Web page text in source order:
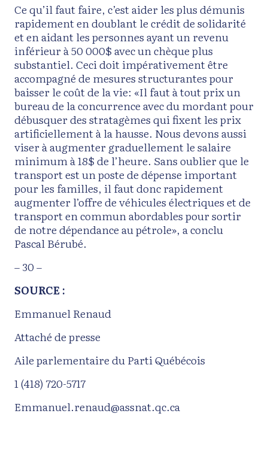
Ce qu’il faut faire, c’est aider les plus démunis
rapidement en doublant le crédit de solidarité
et en aidant les personnes ayant un revenu
inférieur à 50 000$ avec un chèque plus
substantiel. Ceci doit impérativement être
accompagné de mesures structurantes pour
baisser le coût de la vie: «Il faut à tout prix un
bureau de la concurrence avec du mordant pour
débusquer des stratagèmes qui fixent les prix
artificiellement à la hausse. Nous devons aussi
viser à augmenter graduellement le salaire
minimum à 18$ de l’heure. Sans oublier que le
transport est un poste de dépense important
pour les familles, il faut donc rapidement
augmenter l’offre de véhicules électriques et de
transport en commun abordables pour sortir
de notre dépendance au pétrole», a conclu
Pascal Bérubé.
– 30 –
SOURCE :
Emmanuel Renaud
Attaché de presse
Aile parlementaire du Parti Québécois
1 (418) 720-5717
Emmanuel.renaud@assnat.qc.ca